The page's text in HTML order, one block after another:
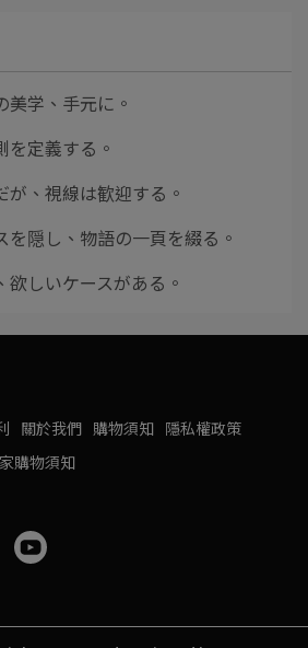
美学、手元に。
を定義する。
が、視線は歓迎する。
を隠し、物語の一頁を綴る。
しいケースがある。
關於我們 購物須知 隱私權政策
購物須知